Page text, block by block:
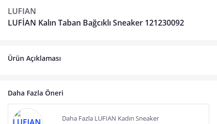
LUFIAN
LUFİAN Kalın Taban Bağcıklı Sneaker 121230092
Ürün Açıklaması
Daha Fazla Öneri
Daha Fazla LUFIAN Kadın Sneaker